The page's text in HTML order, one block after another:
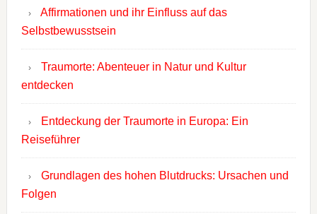
Affirmationen und ihr Einfluss auf das
Selbstbewusstsein
Traumorte: Abenteuer in Natur und Kultur
entdecken
Entdeckung der Traumorte in Europa: Ein
Reiseführer
Grundlagen des hohen Blutdrucks: Ursachen und
Folgen